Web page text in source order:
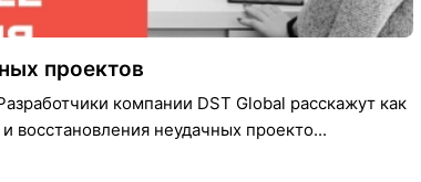
проектов
компании DST Global расскажут как
неудачных проекто...